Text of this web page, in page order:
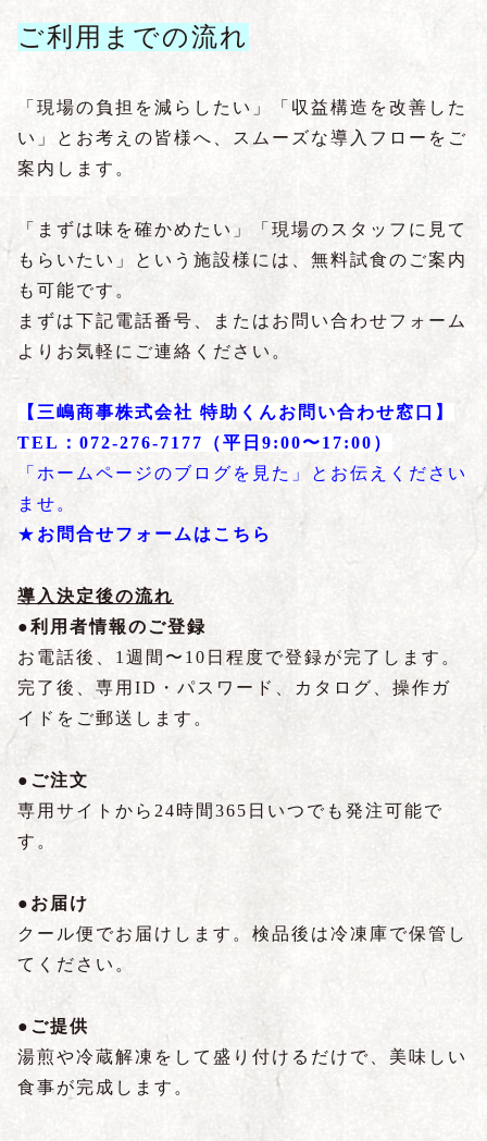
ご利用までの流れ
「現場の負担を減らしたい」「収益構造を改善した
い」とお考えの皆様へ、スムーズな導入フローをご
案内します。
「まずは味を確かめたい」「現場のスタッフに見て
もらいたい」という施設様には、無料試食のご案内
も可能です。
まずは下記電話番号、またはお問い合わせフォーム
よりお気軽にご連絡ください。
【三嶋商事株式会社 特助くんお問い合わせ窓口】
TEL：072-276-7177（平日9:00〜17:00）
「ホームページのブログを見た」とお伝えください
ませ。
★ お問合せフォームはこちら
導入決定後の流れ
●利用者情報のご登録
お電話後、1週間〜10日程度で登録が完了します。
完了後、専用ID・パスワード、カタログ、操作ガ
イドをご郵送します。
●ご注文
専用サイトから24時間365日いつでも発注可能で
す。
●お届け
クール便でお届けします。検品後は冷凍庫で保管し
てください。
●ご提供
湯煎や冷蔵解凍をして盛り付けるだけで、美味しい
食事が完成します。